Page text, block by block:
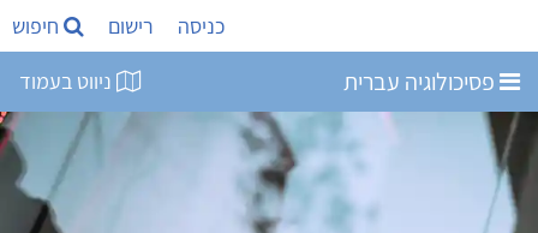
כניסה רישום חיפוש
פסיכולוגיה עברית ניווט בעמוד